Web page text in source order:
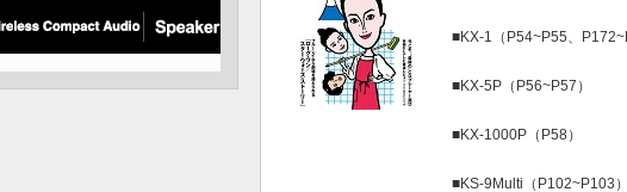
■KX-1（P54~P55、
■KX-5P（P56~P57）
■KX-1000P（P58）
■KS-9Multi（P102~P103）